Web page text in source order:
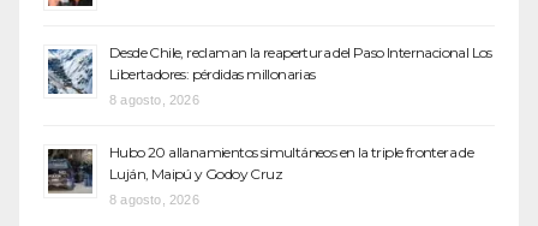
Desde Chile, reclaman la reapertura del Paso Internacional Los
Libertadores: pérdidas millonarias
8 agosto, 2026
Hubo 20 allanamientos simultáneos en la triple frontera de
Luján, Maipú y Godoy Cruz
8 agosto, 2026